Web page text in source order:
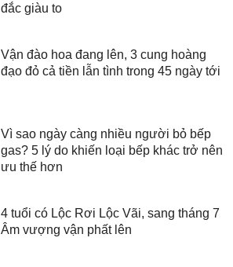
đắc giàu to
Vận đào hoa đang lên, 3 cung hoàng
đạo đỏ cả tiền lẫn tình trong 45 ngày tới
Vì sao ngày càng nhiều người bỏ bếp
gas? 5 lý do khiến loại bếp khác trở nên
ưu thế hơn
4 tuổi có Lộc Rơi Lộc Vãi, sang tháng 7
Âm vượng vận phất lên